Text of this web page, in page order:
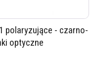
polaryzujące - czarno-
optyczne